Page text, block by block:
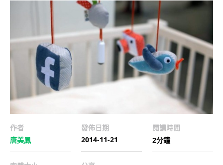
作者
唐美鳳
發佈日期
2014-11-21
閱讀時間
2分鐘